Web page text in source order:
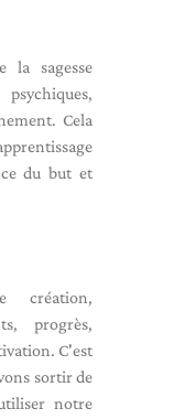
la sagesse
Cela
du but et
création,
progrès,
C'est
sortir de
notre